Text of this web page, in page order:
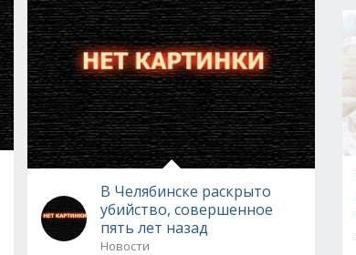
В Челябинске раскрыто
убийство, совершенное
пять лет назад
Новости